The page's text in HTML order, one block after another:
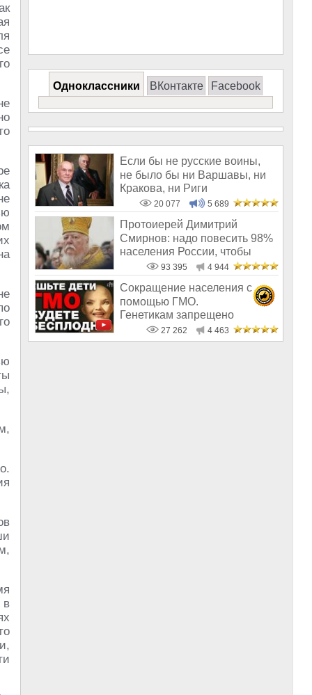
в
Одноклассники ВКонтакте Facebook
Если бы не русские воины,
не было бы ни Варшавы, ни
Кракова, ни Риги
20 077 5 689
Протоиерей Димитрий
Смирнов: надо повесить 98%
населения России, чтобы
восторжество
93 395 4 944
Сокращение населения с
помощью ГМО.
Генетикам запрещено
говорить правду о трансгенн
27 262 4 463